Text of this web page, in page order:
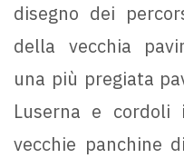
disegno dei
della vecchia
una più pregiata
Luserna e
vecchie panchine